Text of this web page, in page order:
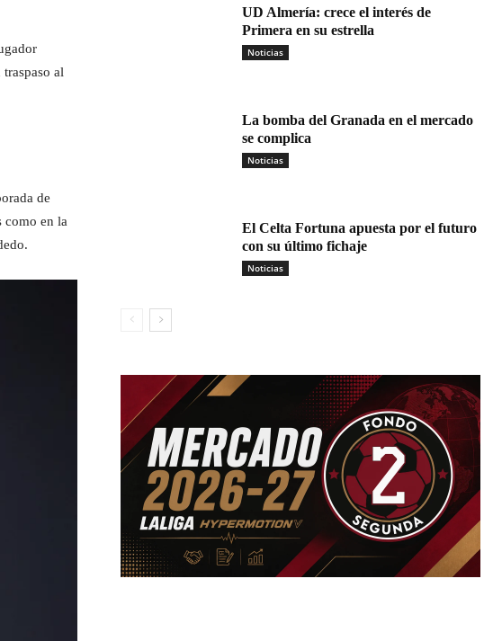
al
de
como en la
UD Almería: crece el interés de
Primera en su estrella
Noticias
La bomba del Granada en el mercado
se complica
Noticias
El Celta Fortuna apuesta por el futuro
con su último fichaje
Noticias